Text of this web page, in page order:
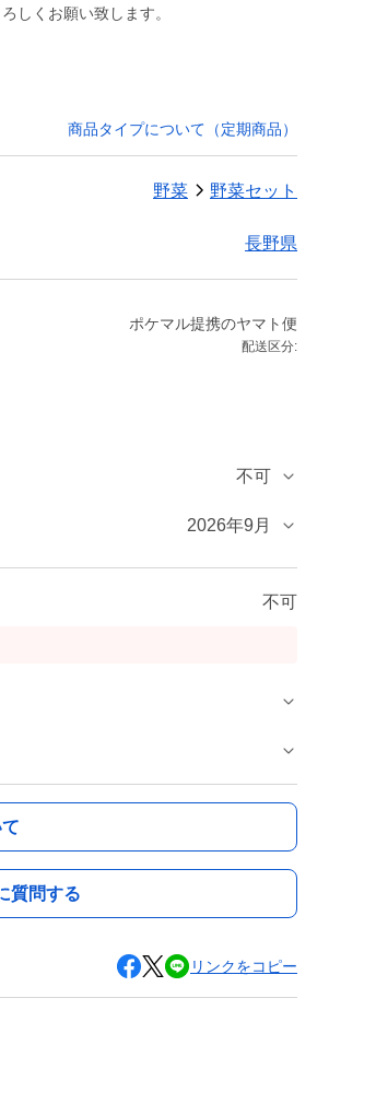
しくお願い致します。
商品タイプについて（定期商品）
野菜 野菜セット
長野県
ポケマル提携のヤマト便
配送区分:
不可
2026年9月
不可
質問する
リンクをコピー